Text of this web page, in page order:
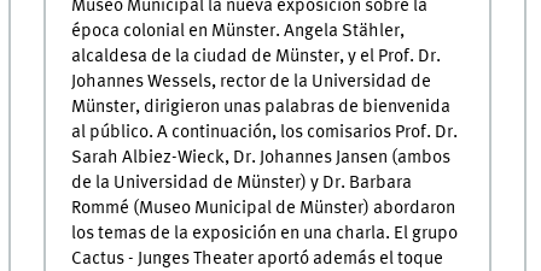
Museo Municipal la nueva exposición sobre la
época colonial en Münster. Angela Stähler,
alcaldesa de la ciudad de Münster, y el Prof. Dr.
Johannes Wessels, rector de la Universidad de
Münster, dirigieron unas palabras de bienvenida
al público. A continuación, los comisarios Prof. Dr.
Sarah Albiez-Wieck, Dr. Johannes Jansen (ambos
de la Universidad de Münster) y Dr. Barbara
Rommé (Museo Municipal de Münster) abordaron
los temas de la exposición en una charla. El grupo
Cactus - Junges Theater aportó además el toque